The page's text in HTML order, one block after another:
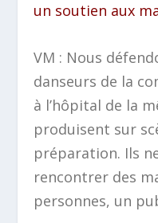
un soutien aux
VM : Nous
danseurs de la
à l’hôpital de la
produisent sur
préparation. Ils
rencontrer des
personnes, un